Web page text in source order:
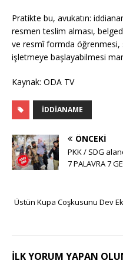
Pratikte bu, avukatın:
resmen teslim alması,
ve resmî formda öğrenmesi,
işletmeye başlayabilmesi
Kaynak: ODA TV
İDDIANAME
ÖNCEKI
PKK / SDG
7 PALAVRA 7
Üstün Kupa Coşkusunu Dev
İLK YORUM YAPAN